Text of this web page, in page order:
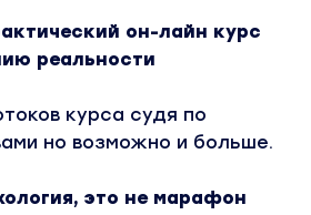
он-лайн курс
реальности
курса судя по
но возможно и больше.
это не марафон